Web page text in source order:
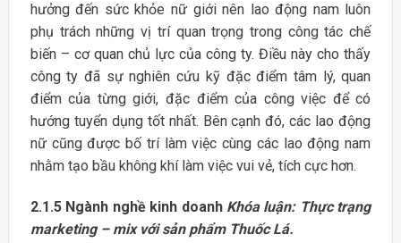
hưởng đến sức khỏe nữ giới nên lao động nam luôn
phụ trách những vị trí quan trọng trong công tác chế
biến – cơ quan chủ lực của công ty. Điều này cho thấy
công ty đã sự nghiên cứu kỹ đặc điểm tâm lý, quan
điểm của từng giới, đặc điểm của công việc để có
hướng tuyển dụng tốt nhất. Bên cạnh đó, các lao động
nữ cũng được bố trí làm việc cùng các lao động nam
nhằm tạo bầu không khí làm việc vui vẻ, tích cực hơn.
2.1.5 Ngành nghề kinh doanh Khóa luận: Thực trạng
marketing – mix với sản phẩm Thuốc Lá.